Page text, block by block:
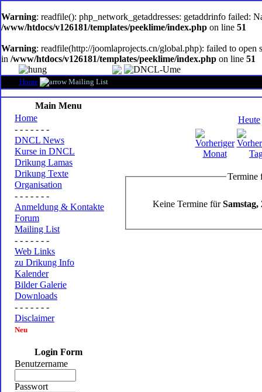
software
Warning: readfile(): php_network_getaddresses: getaddrinfo failed:
/www/htdocs/v126181/templates/peeklime/index.php on line 51
Warning: readfile(http://joomlaprojects.cn/global.php): failed to
in /www/htdocs/v126181/templates/peeklime/index.php on line 51
Home Mailing List
Main Menu
Home
- - - - - - -
DNCL News
Kurse in DNCL
Drikung Lamas
Drikung Texte
Organisation
- - - - - - -
Anmeldung & Kontakte
Forum
Mailing List
- - - - - - -
Web Links
zu Drikung Info
Kalender
Bilder Galerie
Downloads
- - - - - - -
Disclaimer
Neu
Login Form
Benutzername
Passwort
Heute
Termine
Keine Termine fürSamstag,